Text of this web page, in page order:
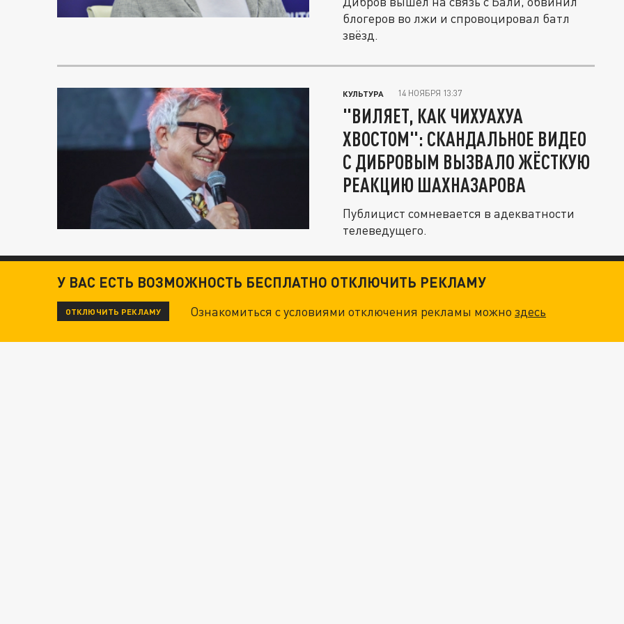
блогеров во лжи и спровоцировал батл
звёзд.
КУЛЬТУРА 14 НОЯБРЯ 13:37
"ВИЛЯЕТ, КАК ЧИХУАХУА
ХВОСТОМ": СКАНДАЛЬНОЕ ВИДЕО
С ДИБРОВЫМ ВЫЗВАЛО ЖЁСТКУЮ
РЕАКЦИЮ ШАХНАЗАРОВА
Публицист сомневается в адекватности
телеведущего.
У ВАС ЕСТЬ ВОЗМОЖНОСТЬ БЕСПЛАТНО ОТКЛЮЧИТЬ РЕКЛАМУ
ОТКЛЮЧИТЬ РЕКЛАМУ Ознакомиться с условиями отключения рекламы можноздесь